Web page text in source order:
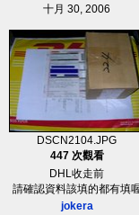
十月 30, 2006
DSCN2104.JPG
447 次觀看
DHL收走前
請確認資料該填的都有填
jokera